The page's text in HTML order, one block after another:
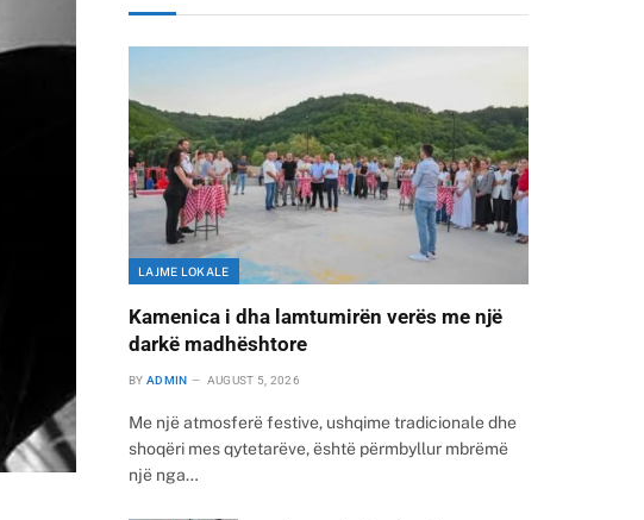
LAJME LOKALE
Kamenica i dha lamtumirën verës me një
darkë madhështore
BY ADMIN AUGUST 5, 2026
Me një atmosferë festive, ushqime tradicionale dhe
shoqëri mes qytetarëve, është përmbyllur mbrëmë
një nga…